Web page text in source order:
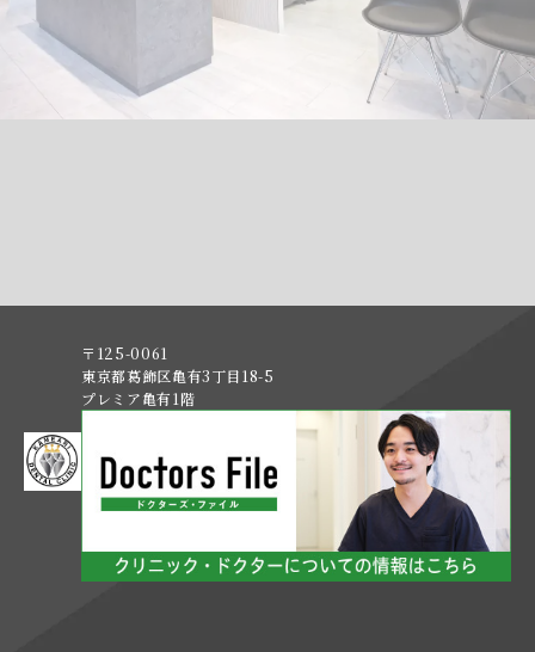
〒125-0061
東京都葛飾区亀有3丁目18-5
プレミア亀有1階